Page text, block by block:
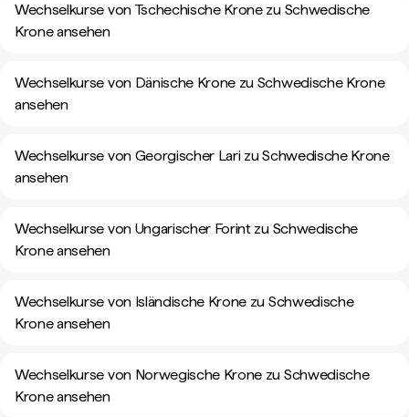
Wechselkurse von Tschechische Krone zu Schwedische
Krone ansehen
Wechselkurse von Dänische Krone zu Schwedische Krone
ansehen
Wechselkurse von Georgischer Lari zu Schwedische Krone
ansehen
Wechselkurse von Ungarischer Forint zu Schwedische
Krone ansehen
Wechselkurse von Isländische Krone zu Schwedische
Krone ansehen
Wechselkurse von Norwegische Krone zu Schwedische
Krone ansehen